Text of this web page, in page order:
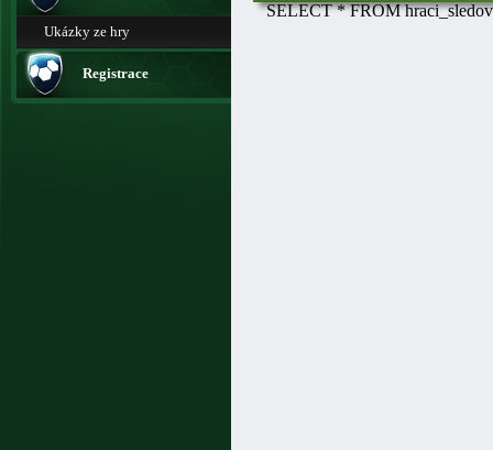
Ukázky ze hry
Registrace
SELECT * FROM